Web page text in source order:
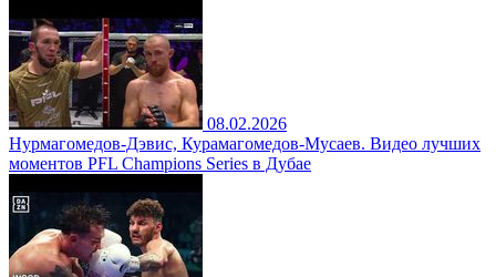
08.02.2026
Нурмагомедов-Дэвис, Курамагомедов-Мусаев. Видео лучших
моментов PFL Champions Series в Дубае